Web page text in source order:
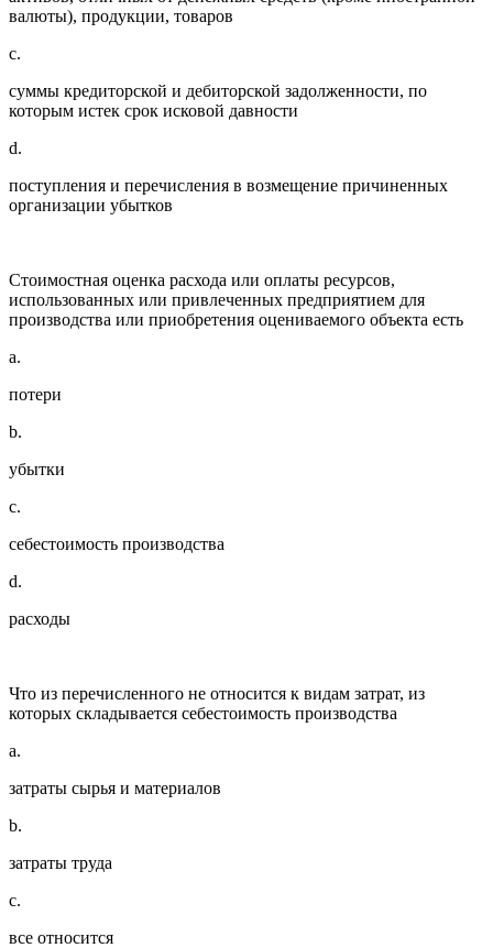
валюты), продукции, товаров
c.
суммы кредиторской и дебиторской задолженности, по
которым истек срок исковой давности
d.
поступления и перечисления в возмещение причиненных
организации убытков
Стоимостная оценка расхода или оплаты ресурсов,
использованных или привлеченных предприятием для
производства или приобретения оцениваемого объекта есть
a.
потери
b.
убытки
c.
себестоимость производства
d.
расходы
Что из перечисленного не относится к видам затрат, из
которых складывается себестоимость производства
a.
затраты сырья и материалов
b.
затраты труда
c.
все относится